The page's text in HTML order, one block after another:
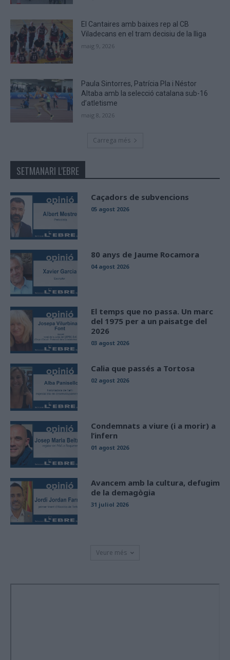
El Cantaires amb baixes rep al CB
Viladecans en el tram decisiu de la lliga
maig 9, 2026
Paula Sintorres, Patrícia Pla i Néstor
Altaba amb la selecció catalana sub-16
d’atletisme
maig 8, 2026
Carrega més
SETMANARI L'EBRE
Caçadors de subvencions
05 agost 2026
80 anys de Jaume Rocamora
04 agost 2026
El temps que no passa. Un marc
del 1975 per a un paisatge del
2026
03 agost 2026
Calia que passés a Tortosa
02 agost 2026
Condemnats a viure (i a morir) a
l’infern
01 agost 2026
Avancem amb la cultura, defugim
de la demagògia
31 juliol 2026
Veure més